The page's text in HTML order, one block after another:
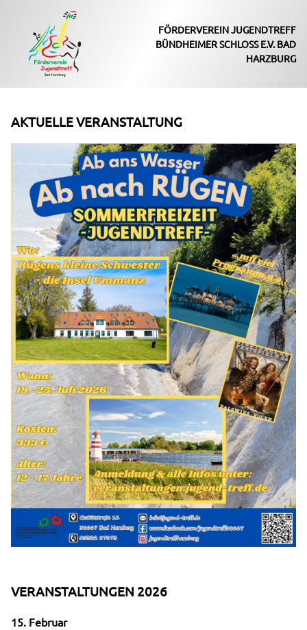
FÖRDERVEREIN JUGENDTREFF
BÜNDHEIMER SCHLOSS E.V. BAD
HARZBURG
AKTUELLE VERANSTALTUNG
VERANSTALTUNGEN 2026
15. Februar